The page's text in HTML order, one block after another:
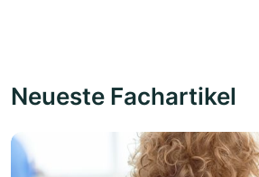
Neueste Fachartikel